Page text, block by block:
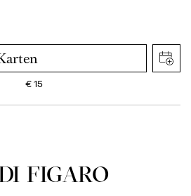
€15
FIGARO